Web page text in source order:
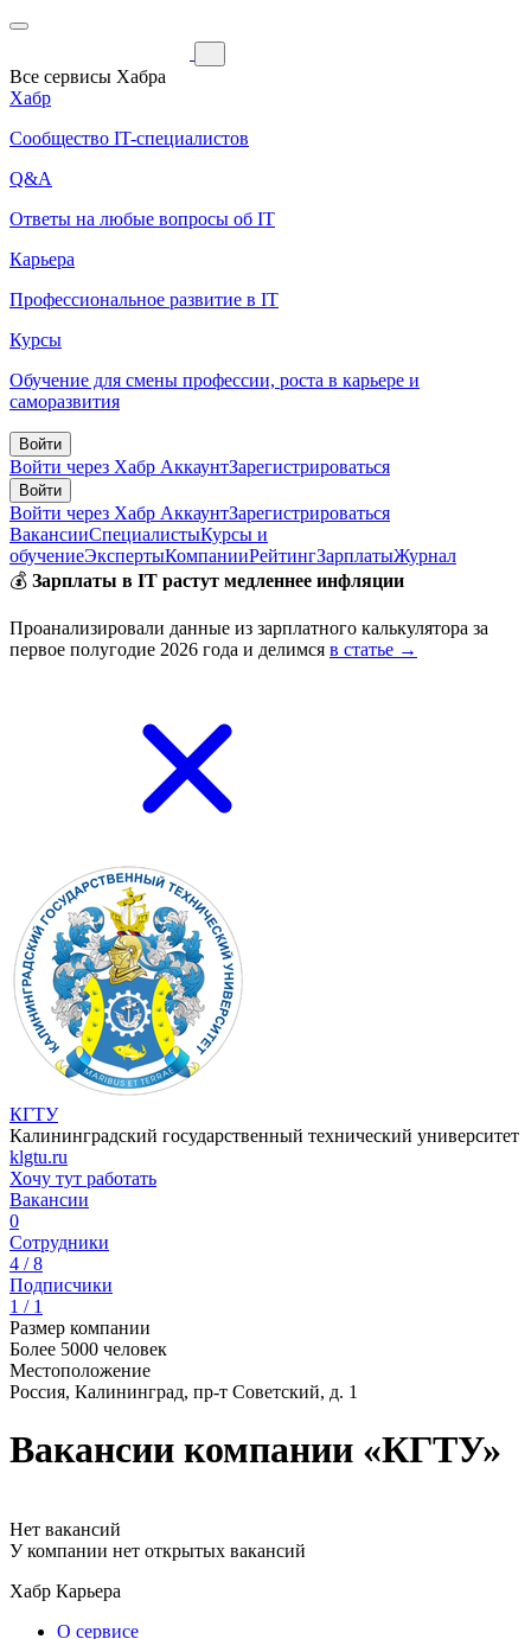
Все сервисы Хабра
Хабр
Сообщество IT-специалистов
Q&A
Ответы на любые вопросы об IT
Карьера
Профессиональное развитие в IT
Курсы
Обучение для смены профессии, роста в карьере и
саморазвития
Войти
Войти через Хабр АккаунтЗарегистрироваться
Войти
Войти через Хабр АккаунтЗарегистрироваться
ВакансииСпециалистыКурсы и
обучениеЭкспертыКомпанииРейтингЗарплатыЖурнал
💰 Зарплаты в IT растут медленнее инфляции
Проанализировали данные из зарплатного калькулятора за
первое полугодие 2026 года и делимся в статье →
КГТУ
Калининградский государственный технический университет
klgtu.ru
Хочу тут работать
Вакансии
0
Сотрудники
4 / 8
Подписчики
1 / 1
Размер компании
Более 5000 человек
Местоположение
Россия, Калининград, пр-т Советский, д. 1
Вакансии компании «КГТУ»
Нет вакансий
У компании нет открытых вакансий
Хабр Карьера
О сервисе